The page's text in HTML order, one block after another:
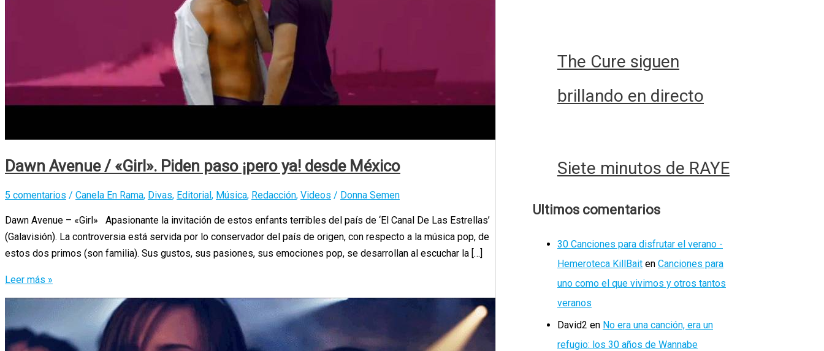
Dawn Avenue / «Girl». Piden paso ¡pero ya! desde México
5 comentarios / Canela En Rama, Divas, Editorial, Música, Redacción, Videos / Donna Semen
Dawn Avenue – «Girl» Apasionante la invitación de estos enfants terribles del país de ‘El Canal De Las Estrellas’
(Galavisión). La controversia está servida por lo conservador del país de origen, con respecto a la música pop, de
estos dos primos (son familia). Sus gustos, sus pasiones, sus emociones pop, se desarrollan al escuchar la […]
Dawn
Avenue
«Girl».
Piden
Leer más »
The Cure siguen
brillando en directo
Siete minutos de RAYE
Ultimos comentarios
30 Canciones para disfrutar el verano -
Hemeroteca KillBait en Canciones para
uno como el que vivimos y otros tantos
veranos
David2 en No era una canción, era un
refugio: los 30 años de Wannabe